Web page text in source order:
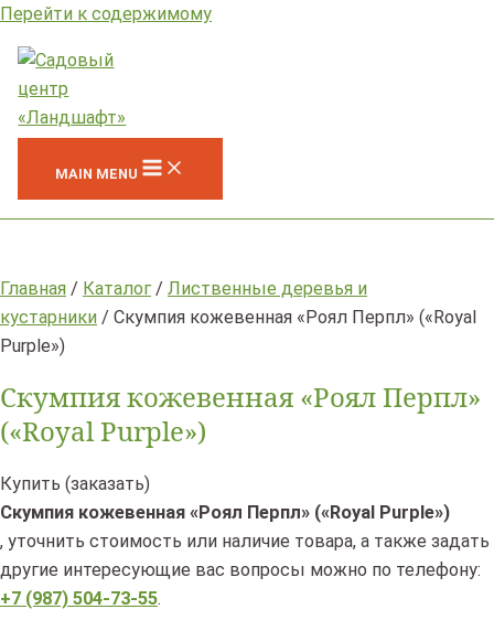
Перейти к содержимому
MAIN MENU
Главная / Каталог/ Лиственные деревья и
кустарники / Скумпия кожевенная «Роял Перпл» («Royal
Purple»)
Скумпия кожевенная «Роял Перпл»
(«Royal Purple»)
Купить (заказать)
Скумпия кожевенная «Роял Перпл» («Royal Purple»)
, уточнить стоимость или наличие товара, а также задать
другие интересующие вас вопросы можно по телефону:
+7 (987) 504-73-55.